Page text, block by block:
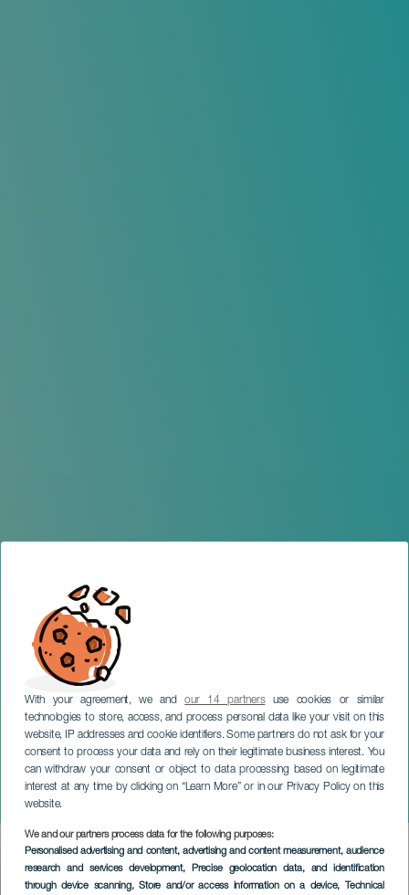
With your agreement, we andour 14 partnersuse cookies or similar
technologies to store, access, and process personal data like your visit on this
website, IP addresses and cookie identifiers. Some partners do not ask for your
consent to process your data and rely on their legitimate business interest. You
can withdraw your consent or object to data processing based on legitimate
interest at any time by clicking on “Learn More” or in our Privacy Policy on this
website.
We and our partners process data for the following purposes:
Personalised advertising and content, advertising and content measurement, audience
research and services development, Precise geolocation data, and identification
through device scanning, Store and/or access information on a device, Technical
Ozuna en concierto
TENERIFE
Imagen
Listado